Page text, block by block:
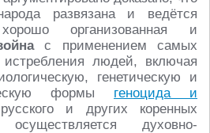
развязана и ведётся
хорошо организованная и
с применением самых
людей, включая
генетическую и
формы геноцида и
и других коренных
духовно-